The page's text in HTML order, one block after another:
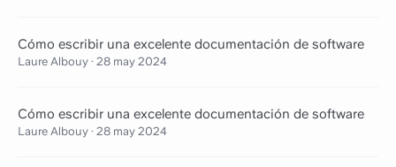
Cómo escribir una excelente documentación de software
Laure Albouy · 28 may 2024
Cómo escribir una excelente documentación de software
Laure Albouy · 28 may 2024